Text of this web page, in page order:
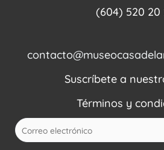
(604) 520 20
Suscríbete a
Términos y